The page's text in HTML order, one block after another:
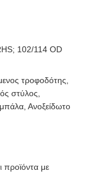
102/114 OD
τροφοδότης,
στύλος,
Ανοξείδωτο
προϊόντα με